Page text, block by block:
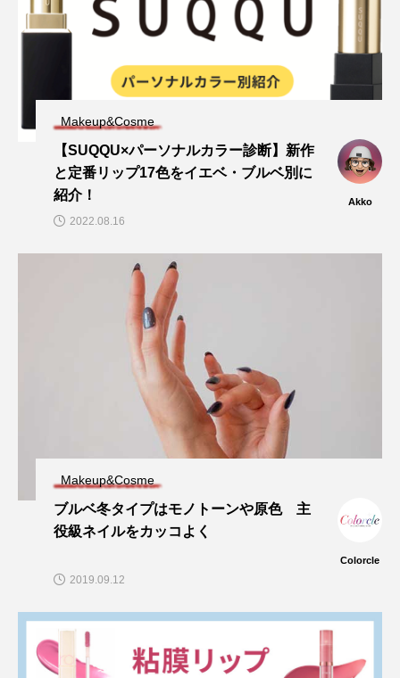
Makeup&Cosme
【SUQQU×パーソナルカラー診断】新作
と定番リップ17色をイエベ・ブルベ別に
紹介！
Akko
2022.08.16
Makeup&Cosme
ブルベ冬タイプはモノトーンや原色 主
役級ネイルをカッコよく
Colorcle
2019.09.12